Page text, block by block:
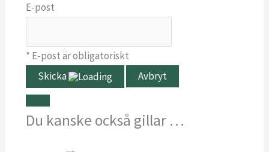
E-post
* E-post är obligatoriskt
Skicka
Avbryt
Du kanske också gillar …